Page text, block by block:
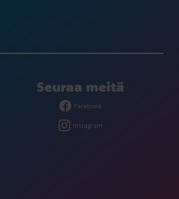
Seuraa meitä
Facebook
Instagram